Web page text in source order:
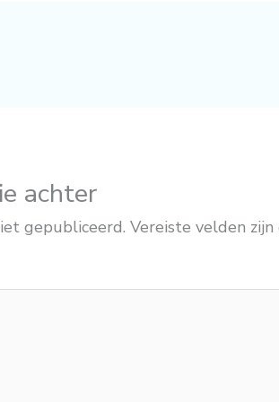
achter
gepubliceerd. Vereiste velden